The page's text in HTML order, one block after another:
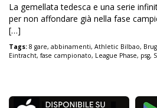
La gemellata tedesca e una serie
per non affondare già nella fase
[…]
Tags: 8 gare, abbinamenti, Athletic Bilbao,
Eintracht, fase campionato, League Phase, psg,